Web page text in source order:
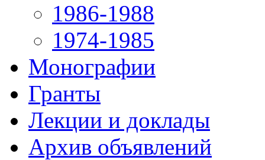
1986-1988
1974-1985
Монографии
Гранты
Лекции и доклады
Архив объявлений